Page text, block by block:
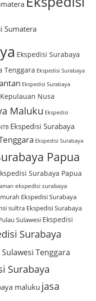
Sumatera
Ekspedisi Surabaya
Tenggara Ekspedisi Surabaya
Ekspedisi Surabaya
Nusa
Maluku Ekspedisi
Ekspedisi Surabaya
Ekspedisi Surabaya
Papua
Surabaya Papua
ekspedisi surabaya
Ekspedisi Surabaya
sultra Ekspedisi Surabaya
Sulawesi Ekspedisi
Surabaya
Tenggara
Surabaya
maluku jasa